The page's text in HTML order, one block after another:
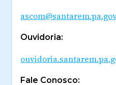
Ouvidoria:
Fale Conosco: